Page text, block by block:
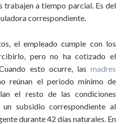
trabajen a tiempo parcial. Es del
correspondiente.
el empleado cumple con los
pero no ha cotizado el
esto ocurre, las madres
reúnan el periodo mínimo de
el resto de las condiciones
subsidio correspondiente al
durante 42 días naturales. En